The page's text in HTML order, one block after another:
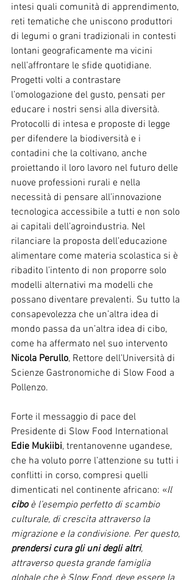
intesi quali comunità di apprendimento,
reti tematiche che uniscono produttori
di legumi o grani tradizionali in contesti
lontani geograficamente ma vicini
nell’affrontare le sfide quotidiane.
Progetti volti a contrastare
l’omologazione del gusto, pensati per
educare i nostri sensi alla diversità.
Protocolli di intesa e proposte di legge
per difendere la biodiversità e i
contadini che la coltivano, anche
proiettando il loro lavoro nel futuro delle
nuove professioni rurali e nella
necessità di pensare all’innovazione
tecnologica accessibile a tutti e non solo
ai capitali dell’agroindustria. Nel
rilanciare la proposta dell’educazione
alimentare come materia scolastica si è
ribadito l’intento di non proporre solo
modelli alternativi ma modelli che
possano diventare prevalenti. Su tutto la
consapevolezza che un’altra idea di
mondo passa da un’altra idea di cibo,
come ha affermato nel suo intervento
Nicola Perullo, Rettore dell’Università di
Scienze Gastronomiche di Slow Food a
Pollenzo.
Forte il messaggio di pace del
Presidente di Slow Food International
Edie Mukiibi, trentanovenne ugandese,
che ha voluto porre l’attenzione su tutti i
conflitti in corso, compresi quelli
dimenticati nel continente africano: «Il
cibo è l’esempio perfetto di scambio
culturale, di crescita attraverso la
migrazione e la condivisione. Per questo,
prendersi cura gli uni degli altri,
attraverso questa grande famiglia